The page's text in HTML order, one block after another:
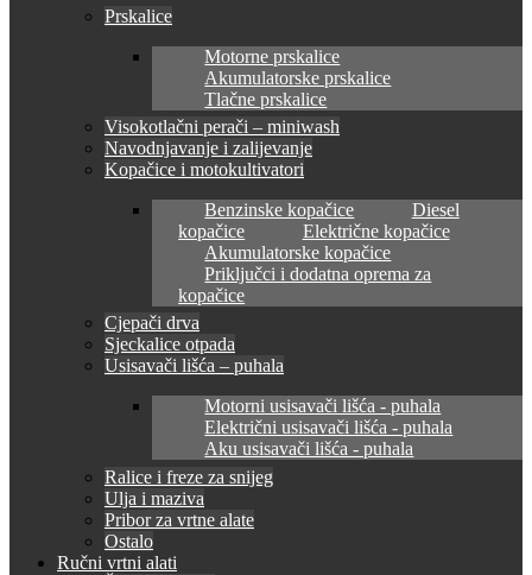
Prskalice
Motorne prskalice
Akumulatorske prskalice
Tlačne prskalice
Visokotlačni perači – miniwash
Navodnjavanje i zalijevanje
Kopačice i motokultivatori
Benzinske kopačice
Diesel
kopačice
Električne kopačice
Akumulatorske kopačice
Priključci i dodatna oprema za
kopačice
Cjepači drva
Sjeckalice otpada
Usisavači lišća – puhala
Motorni usisavači lišća - puhala
Električni usisavači lišća - puhala
Aku usisavači lišća - puhala
Ralice i freze za snijeg
Ulja i maziva
Pribor za vrtne alate
Ostalo
Ručni vrtni alati